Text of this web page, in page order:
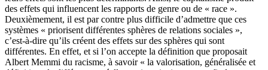
des effets qui influencent les rapports de genre ou de « race ».
Deuxièmement, il est par contre plus difficile d’admettre que ces
systèmes « priorisent différentes sphères de relations sociales »,
c’est-à-dire qu’ils créent des effets sur des sphères qui sont
différentes. En effet, et si l’on accepte la définition que proposait
Albert Memmi du racisme, à savoir « la valorisation, généralisée et